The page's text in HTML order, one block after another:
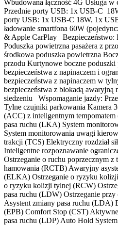
Wbudowana łączność 4G Usługa
Przednie porty USB: 1x USB-C
porty USB: 1x USB-C 18W, 1x
ładowanie smartfona 60W
& Apple CarPlay Bezpieczeństwo:
Poduszka powietrzna pasażera z
środkowa poduszka powietrzna
przodu Kurtynowe boczne poduszki
bezpieczeństwa z napinaczem i
bezpieczeństwa z napinaczem w
bezpieczeństwa z blokadą
siedzeniu Wspomaganie jazdy:
Tylne czujniki parkowania Kamera
(ACC) z inteligentnym
pasa ruchu (LKA) System
System monitorowania uwagi
trakcji (TCS) Elektryczny rozdział
Inteligentne rozpoznawanie
Ostrzeganie o ruchu poprzecznym
hamowania (RCTB) Awaryjny
(ELKA) Ostrzeganie o ryzyku
o ryzyku kolizji tylnej (RCW)
pasa ruchu (LDW) Ostrzeganie
Asystent zmiany pasa ruchu (LDA)
(EPB) Comfort Stop (CST)
pasa ruchu (LDP) Auto Hold